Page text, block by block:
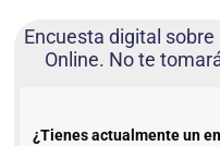
Encuesta digital
Online. No te
¿Tienes actualmente un